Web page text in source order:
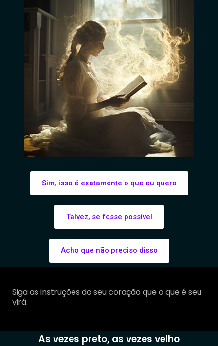
Sim, isso é exatamente o que eu quero
Talvez, se fosse possível
Acho que não preciso disso
Siga as instruções do seu coração que o que é seu
virá.
As vezes preto, as vezes velho